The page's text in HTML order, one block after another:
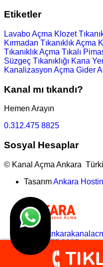
Etiketler
Lavabo Açma Klozet
Kırmadan Tıkanıklık Açma
Tıkanıklık Açma Tıkalı
Süzgeç Tıkanıklığı Kana
Kanalizasyon Açma Gider
Kanal mı tıkandı?
Hemen Arayın
0.312.475 8825
Sosyal Hesaplar
© Kanal Açma Ankara
TasarımAnkara
0.312.475 8825